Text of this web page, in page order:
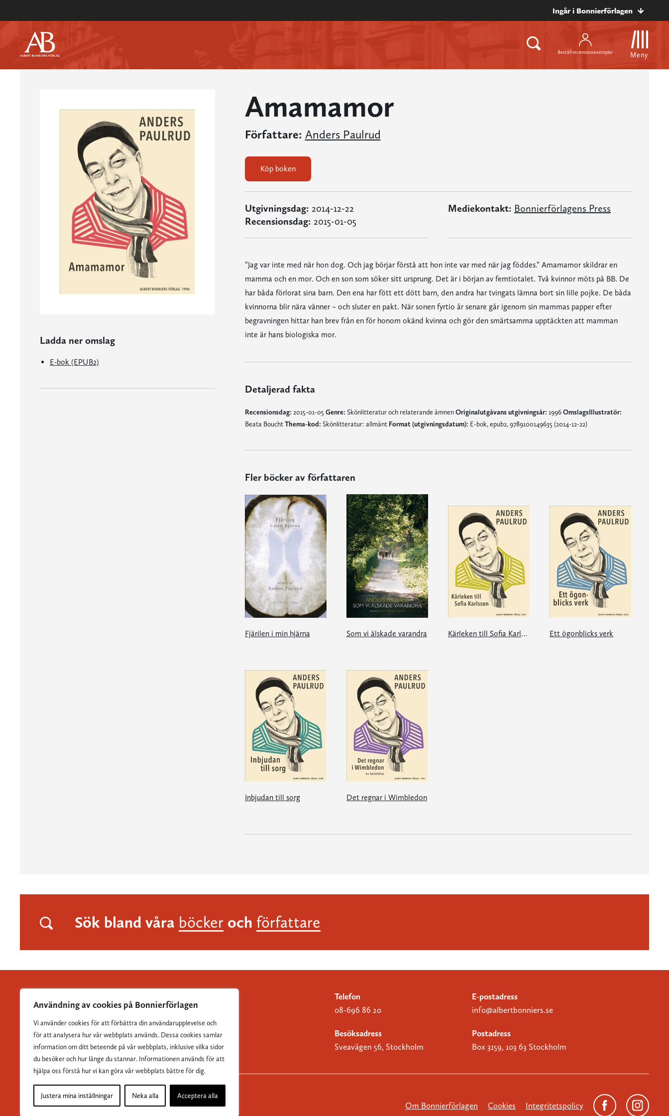
Användning av cookies på Bonnierförlagen
Vi använder cookies för att förbättra din användarupplevelse och
för att analysera hur vår webbplats används. Dessa cookies samlar
information om ditt beteende på vår webbplats, inklusive vilka sidor
du besöker och hur länge du stannar. Informationen används för att
hjälpa oss förstå hur vi kan göra vår webbplats bättre för dig.
Justera mina inställningar Neka alla Acceptera alla
Ingår i Bonnierförlagen
Beställ recensionsexemplar Meny
Ladda ner omslag
E-bok (EPUB2)
Amamamor
Författare: Anders Paulrud
Köp boken
Utgivningsdag: 2014-12-22
Recensionsdag: 2015-01-05
Mediekontakt: Bonnierförlagens Press
”Jag var inte med när hon dog. Och jag börjar förstå att hon inte var med när jag föddes.” Amamamor skildrar en
mamma och en mor. Och en son som söker sitt ursprung. Det är i början av femtiotalet. Två kvinnor möts på BB. De
har båda förlorat sina barn. Den ena har fött ett dött barn, den andra har tvingats lämna bort sin lille pojke. De båda
kvinnorna blir nära vänner – och sluter en pakt. När sonen fyrtio år senare går igenom sin mammas papper efter
begravningen hittar han brev från en för honom okänd kvinna och gör den smärtsamma upptäckten att mamman
inte är hans biologiska mor.
Detaljerad fakta
Recensionsdag: 2015-01-05 Genre: Skönlitteratur och relaterande ämnenOriginalutgåvans utgivningsår: 1996OmslagsIllustratör:
Beata BouchtThema-kod: Skönlitteratur: allmänt Format (utgivningsdatum): E-bok, epub2, 9789100149635 (2014-12-22)
Fler böcker av författaren
Fjärilen i min hjärna Som vi älskade varandra Kärleken till Sofia Karlsson Ett ögonblicks verk
Inbjudan till sorg Det regnar i Wimbledon
Sök bland våra böcker och författare
Albert Bonniers Förlag grundades 1837 och är Sveriges
största skönlitterära förlag.
Telefon
08-696 86 20
E-postadress
info@albertbonniers.se
Besöksadress
Sveavägen 56, Stockholm
Postadress
Box 3159, 103 63 Stockholm
Om Bonnierförlagen Cookies Integritetspolicy